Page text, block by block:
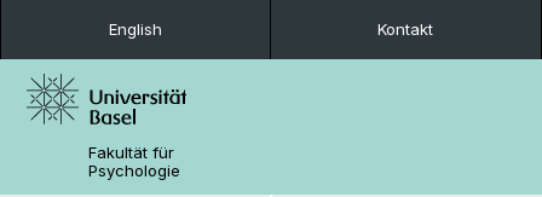
English Kontakt
Fakultät für
Psychologie